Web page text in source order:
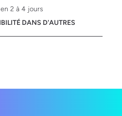
2 à 4 jours
DANS D'AUTRES